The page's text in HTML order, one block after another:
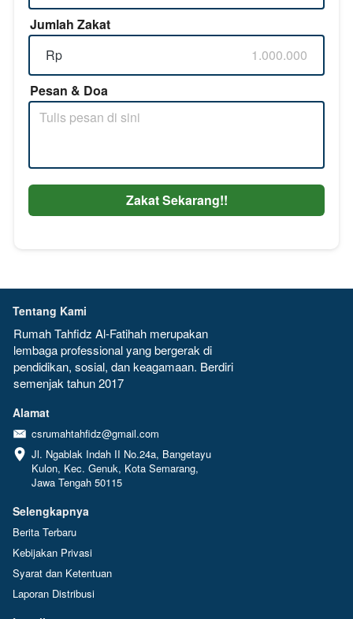
Jumlah Zakat
Rp
Pesan & Doa
`
Zakat Sekarang!!
Tentang Kami
Rumah Tahfidz Al-Fatihah merupakan
lembaga professional yang bergerak di
pendidikan, sosial, dan keagamaan. Berdiri
semenjak tahun 2017
Alamat
csrumahtahfidz@gmail.com
Jl. Ngablak Indah II No.24a, Bangetayu
Kulon, Kec. Genuk, Kota Semarang,
Jawa Tengah 50115
Selengkapnya
Berita Terbaru
Kebijakan Privasi
Syarat dan Ketentuan
Laporan Distribusi